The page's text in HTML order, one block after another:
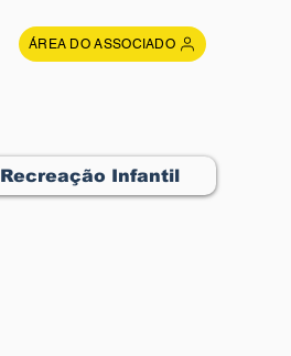
ÁREA DO ASSOCIADO
Recreação Infantil